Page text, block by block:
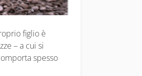
figlio è
– a cui si
spesso